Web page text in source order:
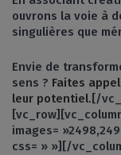
ouvrons la voie à
singulières que
Envie de
sens ? Faites
leur potentiel. [/
images=
css= » »][/